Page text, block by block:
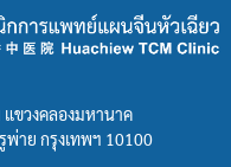
ขวงคลองมหานาค
าย กรุงเทพฯ 10100